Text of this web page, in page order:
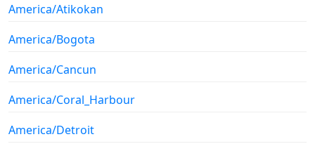
America/Atikokan
America/Bogota
America/Cancun
America/Coral_Harbour
America/Detroit